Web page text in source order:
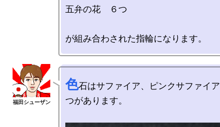
五弁の花　６つ
色石はサファイア、ピンクサファイ
つがあります。